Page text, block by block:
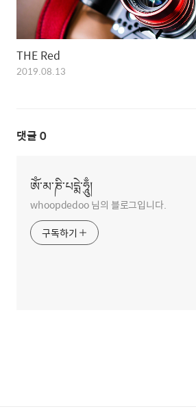
THE Red
2019.08.13
댓글 0
ཨོཾ་མ་ཎི་པདྨེ་ཧཱུྃ།
whoopdedoo 님의 블로그입니다.
구독하기